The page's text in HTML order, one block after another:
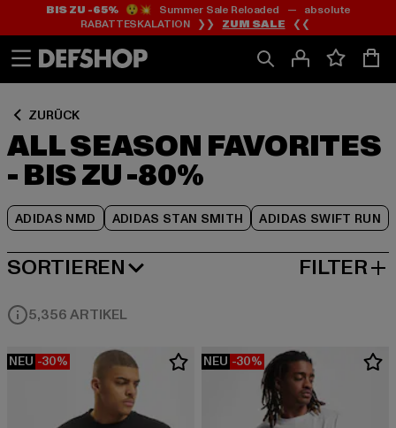
Zum
Inhalt
springen
Zum
Fußzeile
springen
BIS ZU -65%😲💥 Summer Sale Reloaded — absolute
RABATTESKALATION ❯❯ ZUM SALE ❮❮
ZURÜCK
ALL SEASON FAVORITES
- BIS ZU -80%
ADIDAS NMD ADIDAS STAN SMITH ADIDAS SWIFT RUN
Zum
Produktraster
springen
SORTIEREN
BELIEBTESTE FILTER
5,356 ARTIKEL
NEU -30% NEU -30%